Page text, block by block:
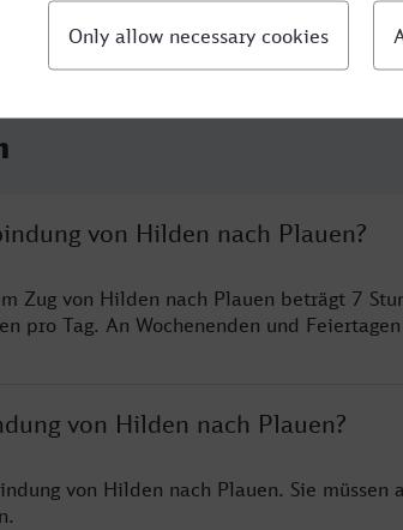
von Hilden nach Plauen?
Zug von Hilden nach Plauen beträgt 7
pro Tag. An Wochenenden und
von Hilden nach Plauen?
von Hilden nach Plauen. Sie müssen